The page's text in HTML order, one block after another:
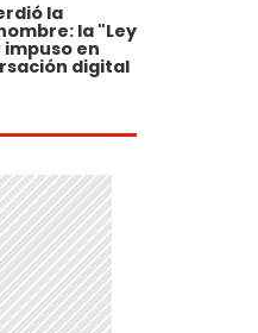
la
la "Ley
en
digital